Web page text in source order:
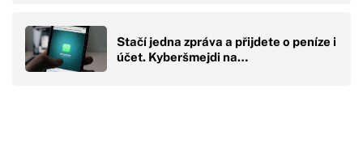
Stačí jedna zpráva a přijdete o peníze i
účet. Kyberšmejdi na…